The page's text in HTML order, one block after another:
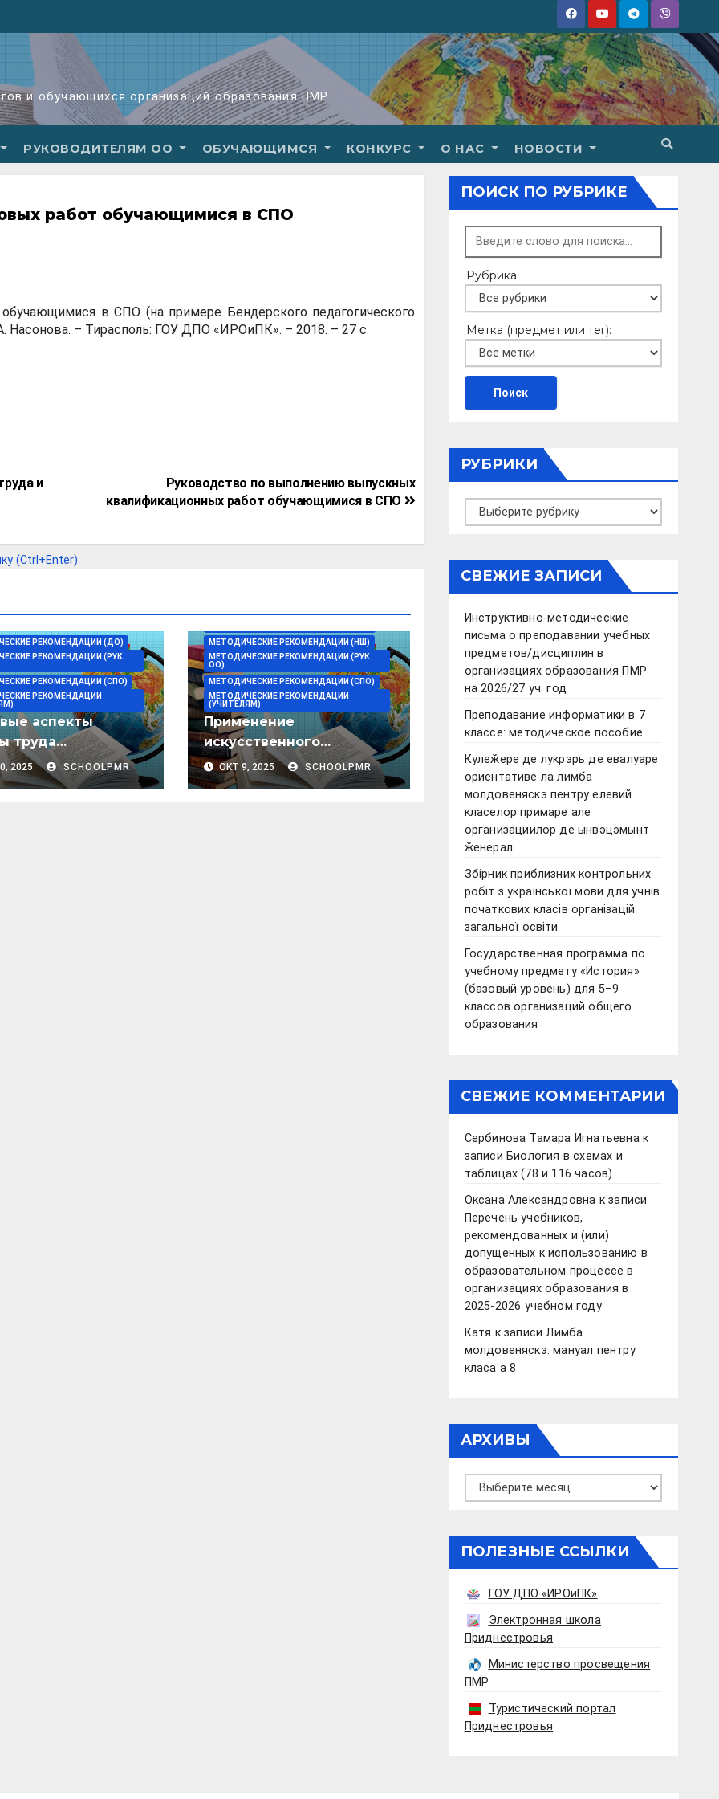
и обучающихся организаций образования ПМР
РУКОВОДИТЕЛЯМ ОО ОБУЧАЮЩИМСЯ КОНКУРС О НАС НОВОСТИ
работ обучающимися в СПО
в СПО (на примере Бендерского педагогического
Насонова. – Тирасполь: ГОУ ДПО «ИРОиПК». – 2018. – 27 с.
Руководство по выполнению выпускных
квалификационных работ обучающимися в СПО
и
(Ctrl+Enter).
РЕКОМЕНДАЦИИ (ДО)
РЕКОМЕНДАЦИИ (РУК.
РЕКОМЕНДАЦИИ (СПО)
РЕКОМЕНДАЦИИ
аспекты
труда
организаций
2025 SCHOOLPMR
МЕТОДИЧЕСКИЕ РЕКОМЕНДАЦИИ (НШ)
МЕТОДИЧЕСКИЕ РЕКОМЕНДАЦИИ (РУК.
ОО)
МЕТОДИЧЕСКИЕ РЕКОМЕНДАЦИИ (СПО)
МЕТОДИЧЕСКИЕ РЕКОМЕНДАЦИИ
(УЧИТЕЛЯМ)
Применение
искусственного
интеллекта и нейросетей
в образовании
ОКТ 9, 2025 SCHOOLPMR
ПОИСК ПО РУБРИКЕ
Рубрика:
Метка (предмет или тег):
РУБРИКИ
Рубрики
СВЕЖИЕ ЗАПИСИ
Инструктивно-методические
письма о преподавании учебных
предметов/дисциплин в
организациях образования ПМР
на 2026/27 уч. год
Преподавание информатики в 7
классе: методическое пособие
Кулеӂере де лукрэрь де евалуаре
ориентативе ла лимба
молдовеняскэ пентру елевий
класелор примаре але
организациилор де ынвэцэмынт
ӂенерал
Збірник приблизних контрольних
робіт з української мови для учнів
початкових класів організацій
загальної освіти
Государственная программа по
учебному предмету «История»
(базовый уровень) для 5–9
классов организаций общего
образования
СВЕЖИЕ КОММЕНТАРИИ
Сербинова Тамара Игнатьевнак
записи Биология в схемах и
таблицах (78 и 116 часов)
Оксана Александровна к записи
Перечень учебников,
рекомендованных и (или)
допущенных к использованию в
образовательном процессе в
организациях образования в
2025-2026 учебном году
Катя к записиЛимба
молдовеняскэ: мануал пентру
класа а 8
АРХИВЫ
Архивы
ПОЛЕЗНЫЕ ССЫЛКИ
ГОУ ДПО «ИРОиПК»
Электронная школа
Приднестровья
Министерство просвещения
ПМР
Туристический портал
Приднестровья